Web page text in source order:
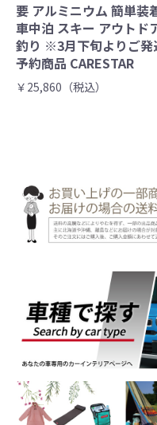
要 アルミニウム 簡単装
車中泊 スキー アウトド
釣り ※3月下旬よりご発
予約商品 CARESTAR
￥25,860（税込）